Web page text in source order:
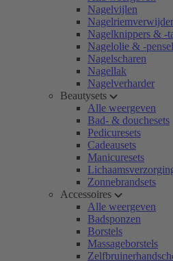
Nagelvijlen
Nagelknippers & -
Nagelolie & -
Nagelscharen
Nagellak
Nagelverharder
Beautysets
Alle weergeven
Bad- & douchesets
Pedicuresets
Cadeausets
Manicuresets
Zonnebrandsets
Accessoires
Alle weergeven
Badsponzen
Borstels
Massageborstels